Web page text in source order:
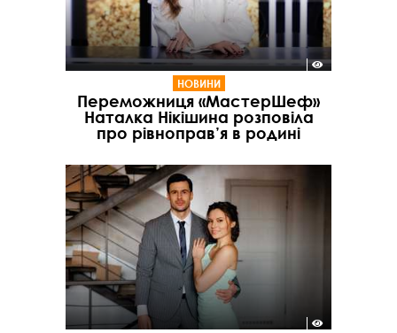
НОВИНИ
Переможниця «МастерШеф»
Наталка Нікішина розповіла
про рівноправ’я в родині